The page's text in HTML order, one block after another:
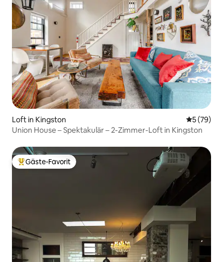
Loft in Kingston
5 (79)
Union House – Spektakulär – 2-Zimmer-Loft in Kingston
Beliebter Gäste-Favorit.
Gäste-Favorit